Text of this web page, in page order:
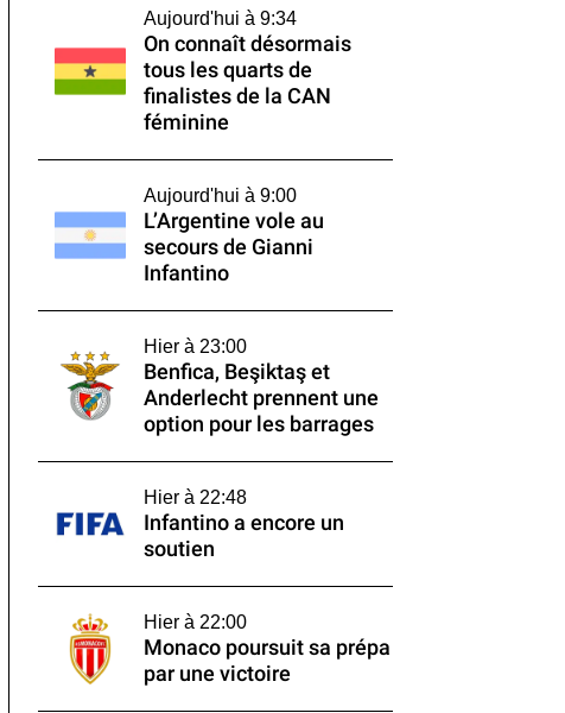
Aujourd'hui à 9:34
On connaît désormais
tous les quarts de
finalistes de la CAN
féminine
Aujourd'hui à 9:00
L’Argentine vole au
secours de Gianni
Infantino
Hier à 23:00
Benfica, Beşiktaş et
Anderlecht prennent une
option pour les barrages
Hier à 22:48
Infantino a encore un
soutien
Hier à 22:00
Monaco poursuit sa prépa
par une victoire